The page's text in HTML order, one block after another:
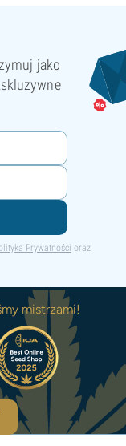
jako
Prywatności oraz
mistrzami!